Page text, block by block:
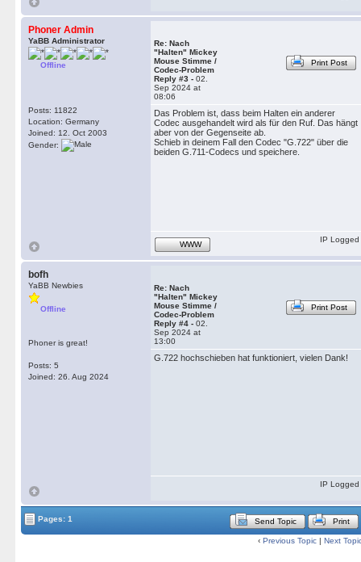
Phoner Admin
YaBB Administrator
Offline
Posts: 11822
Location: Germany
Joined: 12. Oct 2003
Gender:
Re: Nach
"Halten" Mickey
Mouse Stimme /
Codec-Problem
Reply #3 - 02.
Sep 2024 at
08:06
Print Post
Das Problem ist, dass beim Halten ein anderer
Codec ausgehandelt wird als für den Ruf. Das hängt
aber von der Gegenseite ab.
Schieb in deinem Fall den Codec "G.722" über die
beiden G.711-Codecs und speichere.
WWW
IP Logged
bofh
YaBB Newbies
Offline
Phoner is great!
Posts: 5
Joined: 26. Aug 2024
Re: Nach
"Halten" Mickey
Mouse Stimme /
Codec-Problem
Reply #4 - 02.
Sep 2024 at
13:00
Print Post
G.722 hochschieben hat funktioniert, vielen Dank!
IP Logged
Pages: 1 Send Topic Print
‹ Previous Topic | Next